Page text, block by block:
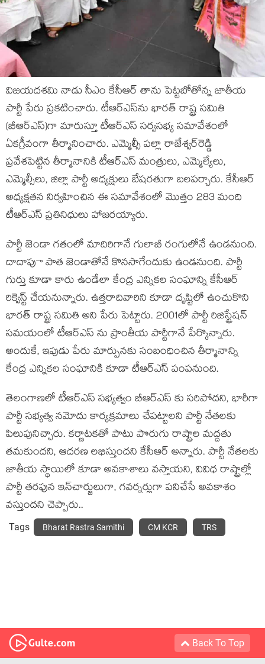
విజయదశమి నాడు సీఎం కేసీఆర్ తాను పెట్టబోతోన్న జాతీయ
పార్టీ పేరు ప్రకటించారు. టీఆర్ఎస్‌ను భారత్ రాష్ట్ర సమితి
(బీఆర్ఎస్‌)గా మారుస్తూ టీఆర్ఎస్ సర్వసభ్య సమావేశంలో
ఏకగ్రీవంగా తీర్మానించారు. ఎమ్మెల్సీ పల్లా రాజేశ్వర్‌రెడ్డి
ప్రవేశపెట్టిన తీర్మానానికి టీఆర్ఎస్ మంత్రులు, ఎమ్మెల్యేలు,
ఎమ్మెల్సీలు, జిల్లా పార్టీ అధ్యక్షులు బేషరతుగా బలపర్చారు. కేసీఆర్‌
అధ్యక్షతన నిర్వహించిన ఈ సమావేశంలో మొత్తం 283 మంది
టీఆర్ఎస్ ప్రతినిధులు హాజరయ్యారు.
పార్టీ జెండా గతంలో మాదిరిగానే గులాబీ రంగులోనే ఉండనుంది.
దాదాపుా పాత జెండాతోనే కొనసాగేందుకు ఉండనుంది. పార్టీ
గుర్తు కూడా కారు ఉండేలా కేంద్ర ఎన్నికల సంఘాన్ని కేసీఆర్
రిక్వెస్ట్ చేయనున్నారు. ఉత్తరాదివారిని కూడా దృష్టిలో ఉంచుకొని
భారత్ రాష్ట్ర సమితి అని పేరు పెట్టారు. 2001లో పార్టీ రిజిస్ట్రేషన్‌
సమయంలో టీఆర్ఎస్ ను ప్రాంతీయ పార్టీగానే పేర్కొన్నారు.
అందుకే, ఇపుడు పేరు మార్పునకు సంబంధించిన తీర్మానాన్ని
కేంద్ర ఎన్నికల సంఘానికి కూడా టీఆర్ఎస్ పంపనుంది.
తెలంగాణలో టీఆర్ఎస్ సభ్యత్వం బీఆర్ఎస్ కు సరిపోదని, భారీగా
పార్టీ సభ్యత్వ నమోదు కార్యక్రమాలు చేపట్టాలని పార్టీ నేతలకు
పిలుపునిచ్చారు. కర్ణాటకతో పాటు పొరుగు రాష్ట్రాల మద్దతు
తమకుందని, ఆదరణ లభిస్తుందని కేసీఆర్ అన్నారు. పార్టీ నేతలకు
జాతీయ స్థాయిలో కూడా అవకాశాలు వస్తాయని, వివిధ రాష్ట్రాల్లో
పార్టీ తరఫున ఇన్‌చార్జులుగా, గవర్నర్లుగా పనిచేసే అవకాశం
వస్తుందని చెప్పారు..
Tags Bharat Rastra Samithi CM KCR TRS
Back To Top